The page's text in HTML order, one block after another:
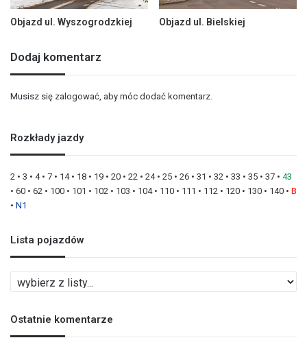
Objazd ul. Wyszogrodzkiej Objazd ul. Bielskiej
Dodaj komentarz
Musisz się zalogować , aby móc dodać komentarz.
Rozkłady jazdy
2 • 3 • 4• 7 • 14• 18 • 19 • 20 • 22 • 24• 25 • 26 • 31 • 32 • 33 • 35 • 37 • 43
• 60 • 62 • 100 • 101 • 102 • 103 • 104• 110 • 111 • 112 • 120 • 130 • 140 • B
• N1
Lista pojazdów
i
t
a
Ostatnie komentarze